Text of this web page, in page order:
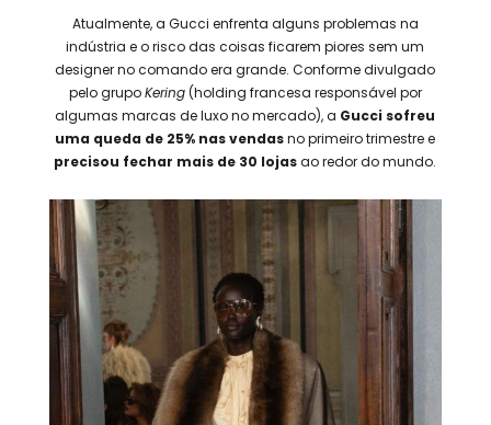
Atualmente, a Gucci enfrenta alguns problemas na
indústria e o risco das coisas ficarem piores sem um
designer no comando era grande. Conforme divulgado
pelo grupoKering(holding francesa responsável por
algumas marcas de luxo no mercado), a Gucci sofreu
uma queda de 25% nas vendasno primeiro trimestre e
precisou fechar mais de 30 lojasao redor do mundo.